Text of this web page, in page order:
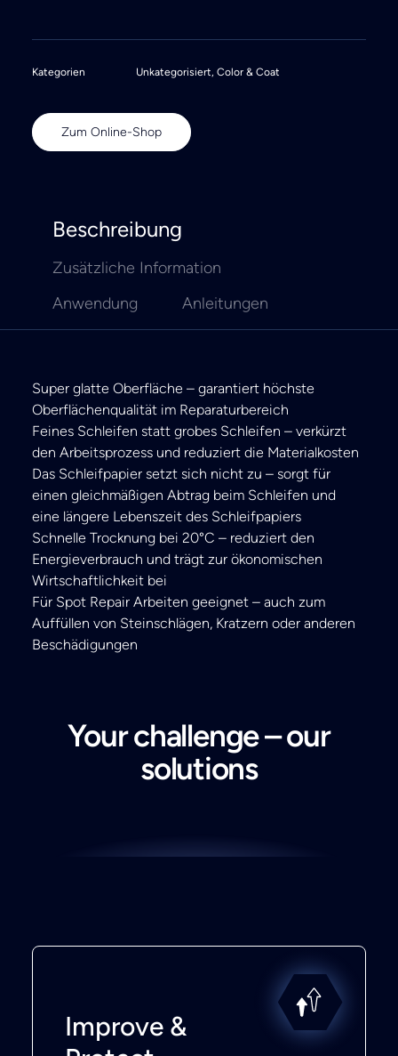
Kategorien Unkategorisiert, Color & Coat
Zum Online-Shop
Beschreibung
Zusätzliche Information
Anwendung
Anleitungen
Super glatte Oberfläche – garantiert höchste
Oberflächenqualität im Reparaturbereich
Feines Schleifen statt grobes Schleifen – verkürzt
den Arbeitsprozess und reduziert die Materialkosten
Das Schleifpapier setzt sich nicht zu – sorgt für
einen gleichmäßigen Abtrag beim Schleifen und
eine längere Lebenszeit des Schleifpapiers
Schnelle Trocknung bei 20°C – reduziert den
Energieverbrauch und trägt zur ökonomischen
Wirtschaftlichkeit bei
Für Spot Repair Arbeiten geeignet – auch zum
Auffüllen von Steinschlägen, Kratzern oder anderen
Beschädigungen
Your challenge – our
solutions
Improve &